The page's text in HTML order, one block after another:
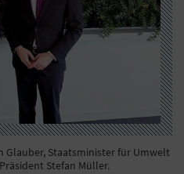
Glauber, Staatsminister für Umwelt
Stefan Müller.